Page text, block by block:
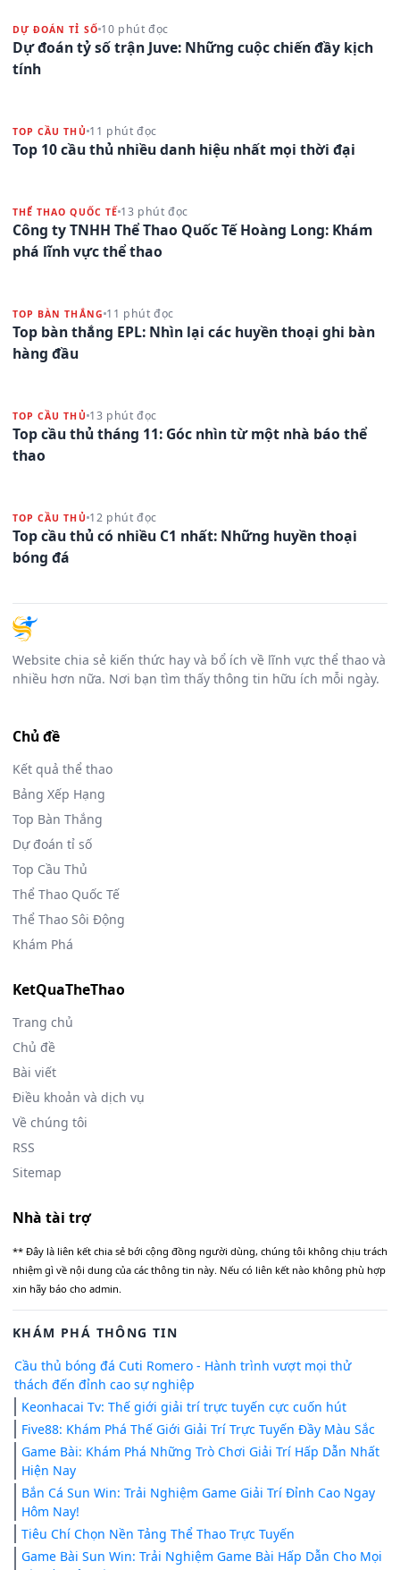
DỰ ĐOÁN TỈ SỐ 10 phút đọc
Dự đoán tỷ số trận Juve: Những cuộc chiến đầy kịch
tính
TOP CẦU THỦ 11 phút đọc
Top 10 cầu thủ nhiều danh hiệu nhất mọi thời đại
THỂ THAO QUỐC TẾ 13 phút đọc
Công ty TNHH Thể Thao Quốc Tế Hoàng Long: Khám
phá lĩnh vực thể thao
TOP BÀN THẮNG 11 phút đọc
Top bàn thắng EPL: Nhìn lại các huyền thoại ghi bàn
hàng đầu
TOP CẦU THỦ 13 phút đọc
Top cầu thủ tháng 11: Góc nhìn từ một nhà báo thể
thao
TOP CẦU THỦ 12 phút đọc
Top cầu thủ có nhiều C1 nhất: Những huyền thoại
bóng đá
Website chia sẻ kiến thức hay và bổ ích về lĩnh vực thể thao và
nhiều hơn nữa. Nơi bạn tìm thấy thông tin hữu ích mỗi ngày.
Chủ đề
Kết quả thể thao
Bảng Xếp Hạng
Top Bàn Thắng
Dự đoán tỉ số
Top Cầu Thủ
Thể Thao Quốc Tế
Thể Thao Sôi Động
Khám Phá
KetQuaTheThao
Trang chủ
Chủ đề
Bài viết
Điều khoản và dịch vụ
Về chúng tôi
RSS
Sitemap
Nhà tài trợ
** Đây là liên kết chia sẻ bới cộng đồng người dùng, chúng tôi không chịu trách
nhiệm gì về nội dung của các thông tin này. Nếu có liên kết nào không phù hợp
xin hãy báo cho admin.
KHÁM PHÁ THÔNG TIN
Cầu thủ bóng đá Cuti Romero - Hành trình vượt mọi thử
thách đến đỉnh cao sự nghiệp
Keonhacai Tv: Thế giới giải trí trực tuyến cực cuốn hút
Five88: Khám Phá Thế Giới Giải Trí Trực Tuyến Đầy Màu Sắc
Game Bài: Khám Phá Những Trò Chơi Giải Trí Hấp Dẫn Nhất
Hiện Nay
Bắn Cá Sun Win: Trải Nghiệm Game Giải Trí Đỉnh Cao Ngay
Hôm Nay!
Tiêu Chí Chọn Nền Tảng Thể Thao Trực Tuyến
Game Bài Sun Win: Trải Nghiệm Game Bài Hấp Dẫn Cho Mọi